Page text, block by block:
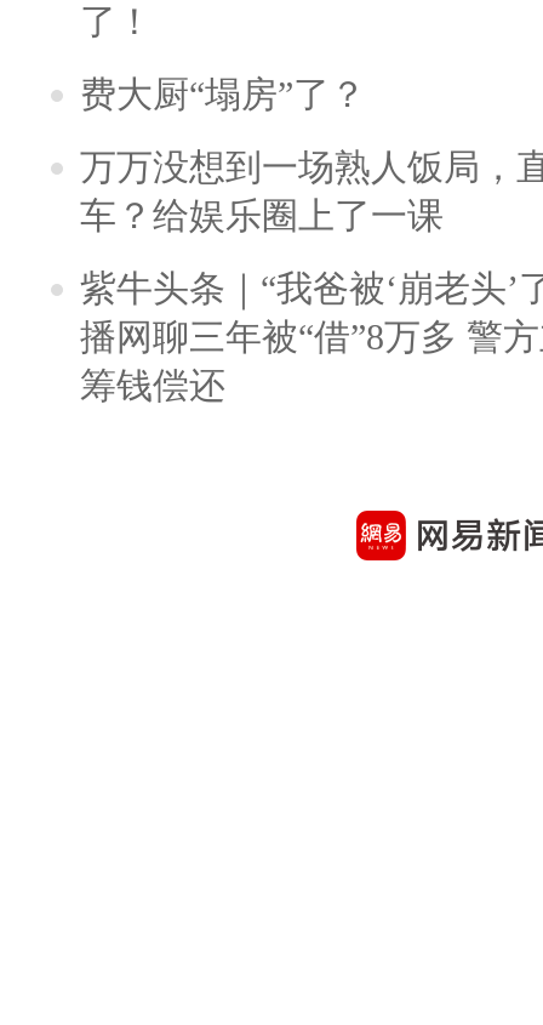
了！
费大厨“塌房”了？
万万没想到一场熟人饭局，
车？给娱乐圈上了一课
紫牛头条｜“我爸被‘崩老头’
播网聊三年被“借”8万多 警
筹钱偿还